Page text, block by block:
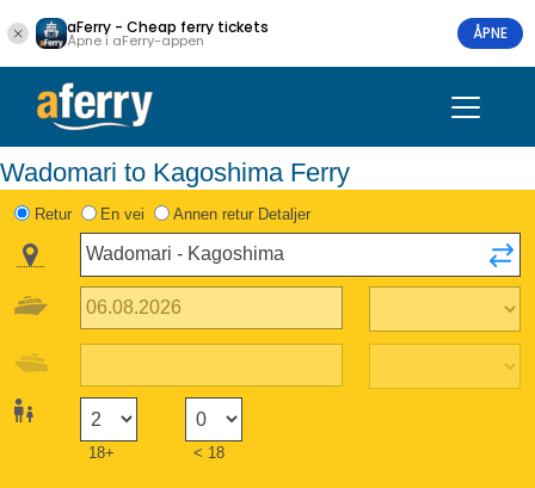
aFerry - Cheap ferry tickets
Åpne i aFerry-appen ÅPNE
Wadomari to Kagoshima Ferry
Retur En vei Annen retur Detaljer
18+ < 18